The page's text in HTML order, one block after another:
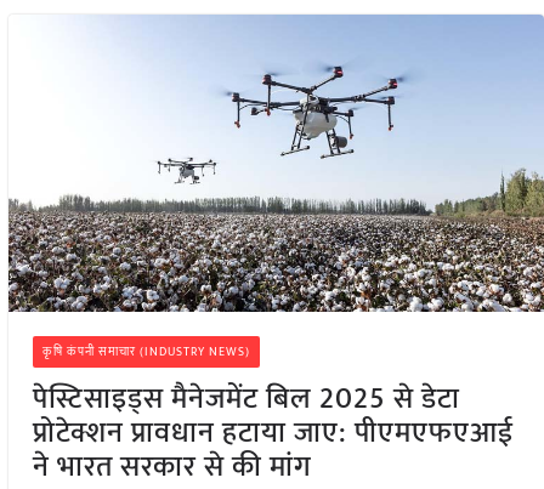
कृषि कंपनी समाचार (INDUSTRY NEWS)
पेस्टिसाइड्स मैनेजमेंट बिल 2025 से डेटा
प्रोटेक्शन प्रावधान हटाया जाए: पीएमएफएआई
ने भारत सरकार से की मांग